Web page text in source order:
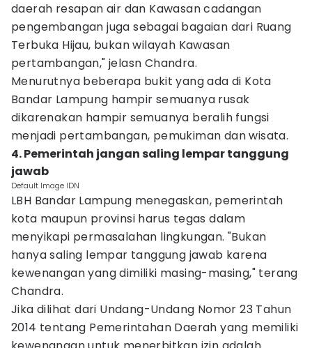
daerah resapan air dan Kawasan cadangan
pengembangan juga sebagai bagaian dari Ruang
Terbuka Hijau, bukan wilayah Kawasan
pertambangan," jelasn Chandra.
Menurutnya beberapa bukit yang ada di Kota
Bandar Lampung hampir semuanya rusak
dikarenakan hampir semuanya beralih fungsi
menjadi pertambangan, pemukiman dan wisata.
4. Pemerintah jangan saling lempar tanggung
jawab
Default Image IDN
LBH Bandar Lampung menegaskan, pemerintah
kota maupun provinsi harus tegas dalam
menyikapi permasalahan lingkungan. "Bukan
hanya saling lempar tanggung jawab karena
kewenangan yang dimiliki masing-masing," terang
Chandra.
Jika dilihat dari Undang-Undang Nomor 23 Tahun
2014 tentang Pemerintahan Daerah yang memiliki